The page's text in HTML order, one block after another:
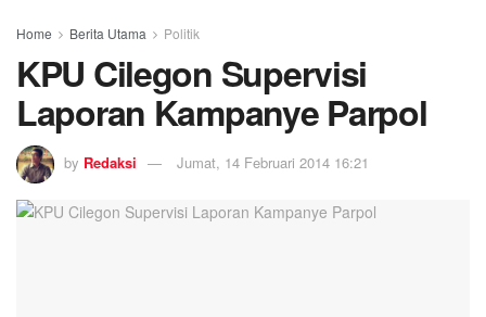
Home Berita Utama Politik
KPU Cilegon Supervisi
Laporan Kampanye Parpol
by Redaksi Jumat, 14 Februari 2014 16:21